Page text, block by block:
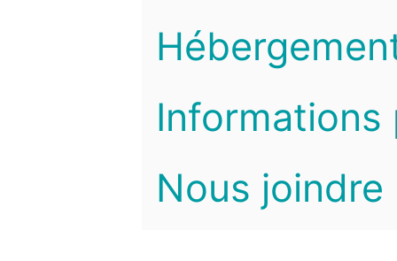
Informations
Nous joindre